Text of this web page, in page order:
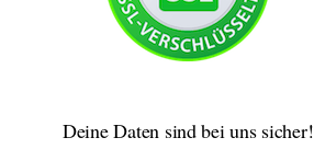
Deine Daten sind bei uns sicher!